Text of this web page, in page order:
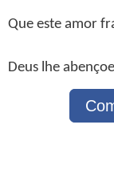
Que este amor
Deus lhe